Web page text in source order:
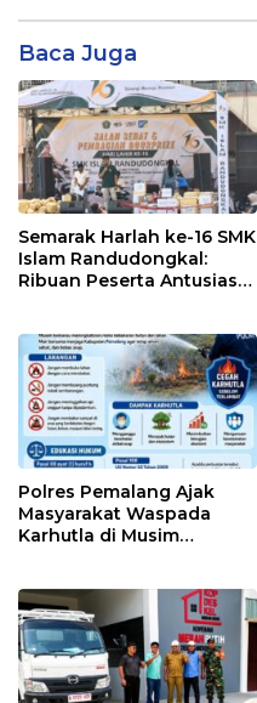
Baca Juga
Semarak Harlah ke-16 SMK
Islam Randudongkal:
Ribuan Peserta Antusias
Polres Pemalang Ajak
Masyarakat Waspada
Karhutla di Musim